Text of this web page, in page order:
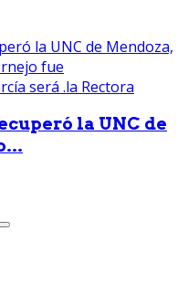
la UNC de